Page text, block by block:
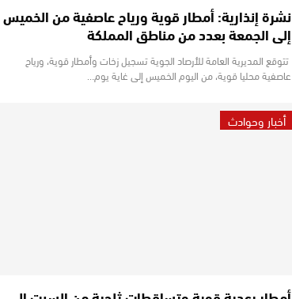
نشرة إنذارية: أمطار قوية ورياح عاصفية من الخميس
إلى الجمعة بعدد من مناطق المملكة
تتوقع المديرية العامة للأرصاد الجوية تسجيل زخات وأمطار قوية، ورياح
عاصفية محليا قوية، من اليوم الخميس إلى غاية يوم…
أخبار وحوادث